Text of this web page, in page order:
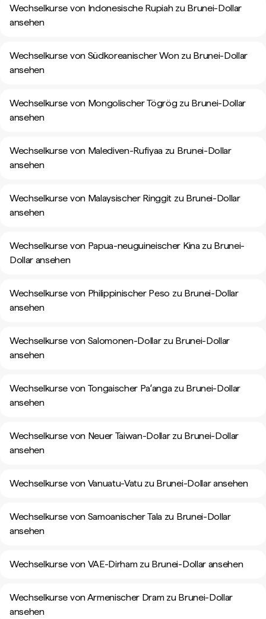
Wechselkurse von Indonesische Rupiah zu Brunei-Dollar
ansehen
Wechselkurse von Südkoreanischer Won zu Brunei-Dollar
ansehen
Wechselkurse von Mongolischer Tögrög zu Brunei-Dollar
ansehen
Wechselkurse von Malediven-Rufiyaa zu Brunei-Dollar
ansehen
Wechselkurse von Malaysischer Ringgit zu Brunei-Dollar
ansehen
Wechselkurse von Papua-neuguineischer Kina zu Brunei-
Dollar ansehen
Wechselkurse von Philippinischer Peso zu Brunei-Dollar
ansehen
Wechselkurse von Salomonen-Dollar zu Brunei-Dollar
ansehen
Wechselkurse von Tongaischer Paʻanga zu Brunei-Dollar
ansehen
Wechselkurse von Neuer Taiwan-Dollar zu Brunei-Dollar
ansehen
Wechselkurse von Vanuatu-Vatu zu Brunei-Dollar ansehen
Wechselkurse von Samoanischer Tala zu Brunei-Dollar
ansehen
Wechselkurse von VAE-Dirham zu Brunei-Dollar ansehen
Wechselkurse von Armenischer Dram zu Brunei-Dollar
ansehen